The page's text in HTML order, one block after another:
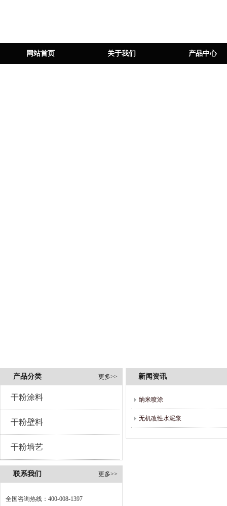
网站首页 关于我们 产品中心
更多>>
产品分类
干粉涂料
干粉壁料
干粉墙艺
更多>>
联系我们
全国咨询热线：400-008-1397
新闻资讯
纳米喷涂
无机改性水泥浆